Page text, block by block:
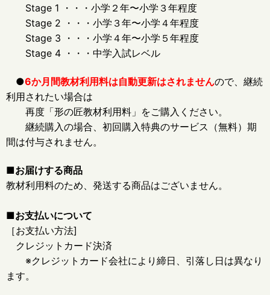
Stage 1 ・・・小学２年〜小学３年程度
Stage 2 ・・・小学３年〜小学４年程度
Stage 3 ・・・小学４年〜小学５年程度
Stage 4 ・・・中学入試レベル
●6か月間教材利用料は自動更新はされませんので、継続
利用されたい場合は
再度「形の匠教材利用料」をご購入ください。
継続購入の場合、初回購入特典のサービス（無料）期
間は付与されません。
■お届けする商品
教材利用料のため、発送する商品はございません。
■お支払いについて
［お支払い方法]
クレジットカード決済
※クレジットカード会社により締日、引落し日は異なり
ます。